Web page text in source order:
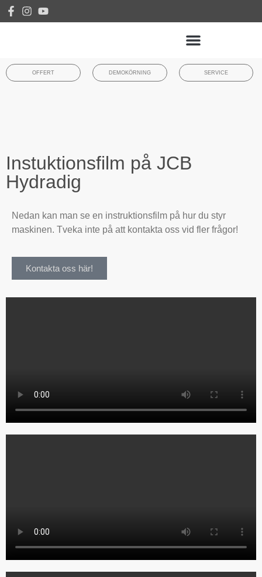
OFFERT DEMOKÖRNING SERVICE
Instuktionsfilm på JCB
Hydradig
Nedan kan man se en instruktionsfilm på hur du styr
maskinen. Tveka inte på att kontakta oss vid fler frågor!
Kontakta oss här!